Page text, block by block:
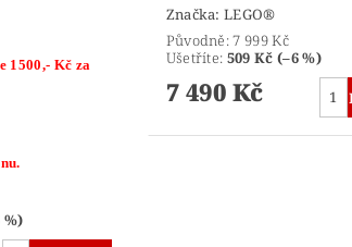
1500,- Kč za
%)
Značka:LEGO®
Původně:7 999 Kč
Ušetříte: 509 Kč (–6 %)
7 490 Kč